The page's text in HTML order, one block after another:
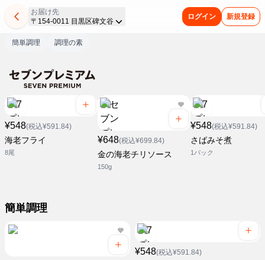
お届け先
〒154-0011 目黒区碑文谷
ログイン 新規登録
簡単調理 調理の素
¥548(税込¥591.84)
海老フライ
8尾
¥648(税込¥699.84)
金の海老チリソース
150g
¥548(税込¥591.84)
さばみそ煮
1パック
簡単調理
¥548(税込¥591.84)